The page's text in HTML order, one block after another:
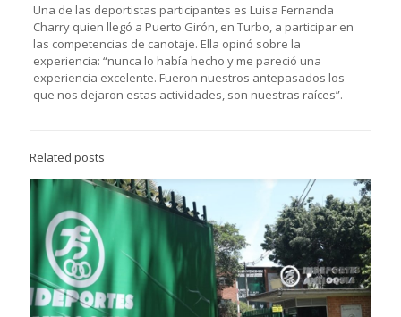
Una de las deportistas participantes es Luisa Fernanda
Charry quien llegó a Puerto Girón, en Turbo, a participar en
las competencias de canotaje. Ella opinó sobre la
experiencia: “nunca lo había hecho y me pareció una
experiencia excelente. Fueron nuestros antepasados los
que nos dejaron estas actividades, son nuestras raíces”.
Related posts